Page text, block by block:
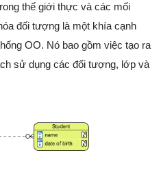
thế giới thực và các mối
đối tượng là một khía cạnh
OO. Nó bao gồm việc tạo ra
sử dụng các đối tượng, lớp và